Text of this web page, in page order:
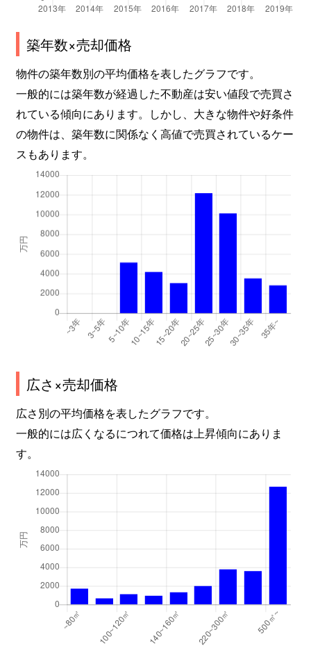
築年数×売却価格
物件の築年数別の平均価格を表したグラフです。
一般的には築年数が経過した不動産は安い値段で売買さ
れている傾向にあります。しかし、大きな物件や好条件
の物件は、築年数に関係なく高値で売買されているケー
スもあります。
広さ×売却価格
広さ別の平均価格を表したグラフです。
一般的には広くなるにつれて価格は上昇傾向にありま
す。